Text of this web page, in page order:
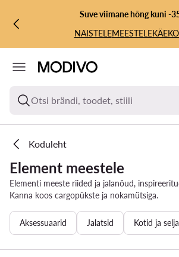
LIIGU PÕHISISU JUURDE
MINE OTSINGUSSESuve viimane hõng kuni -
NAISTELEMEESTELE
Otsi brändi, toodet, stiili
Koduleht
Element meestele
Elementi meeste riided ja jalanõud,
Kanna koos cargopükste ja nokamütsiga.
Aksessuaarid Jalatsid Kotid ja